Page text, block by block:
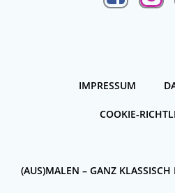
IMPRESSUM
COOKIE-
(AUS)MALEN – GANZ KLASSISCH